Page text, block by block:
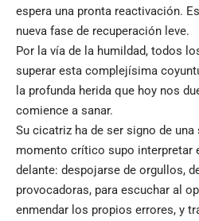
espera una pronta reactivación.
nueva fase de recuperación leve.
Por la vía de la humildad, todos
superar esta complejísima
la profunda herida que hoy nos
comience a sanar.
Su cicatriz ha de ser signo de una
momento crítico supo interpretar
delante: despojarse de orgullos,
provocadoras, para escuchar al
enmendar los propios errores, y